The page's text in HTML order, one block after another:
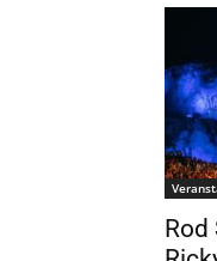
Rod